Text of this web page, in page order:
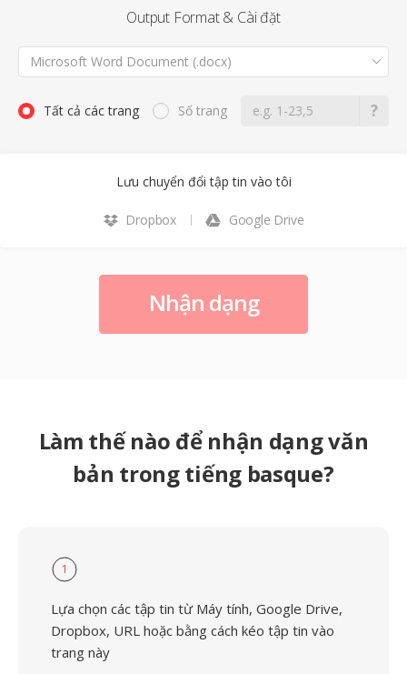
Output Format & Cài đặt
Microsoft Word Document (.docx)
Tất cả các trang Số trang
Lưu chuyển đổi tập tin vào tôi
Dropbox Google Drive
Nhận dạng
Làm thế nào để nhận dạng văn
bản trong tiếng basque?
1
Lựa chọn các tập tin từ Máy tính, Google Drive,
Dropbox, URL hoặc bằng cách kéo tập tin vào
trang này